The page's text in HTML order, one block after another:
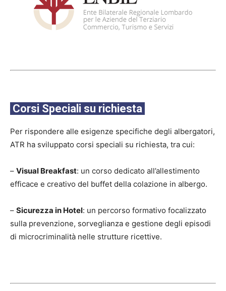
Corsi Speciali su richiesta
Per rispondere alle esigenze specifiche degli albergatori,
ATR ha sviluppato corsi speciali su richiesta, tra cui:
– Visual Breakfast: un corso dedicato all’allestimento
efficace e creativo del buffet della colazione in albergo.
– Sicurezza in Hotel: un percorso formativo focalizzato
sulla prevenzione, sorveglianza e gestione degli episodi
di microcriminalità nelle strutture ricettive.